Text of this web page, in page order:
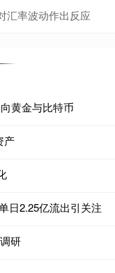
汇率波动作出反应
黄金与比特币
产
日2.25亿流出引关注
研